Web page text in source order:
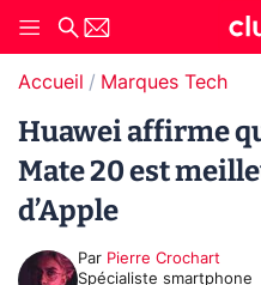
Accueil Marques Tech
Huawei affirme
Mate 20 est
d’Apple
Par Pierre Crochart
Spécialiste smartphone